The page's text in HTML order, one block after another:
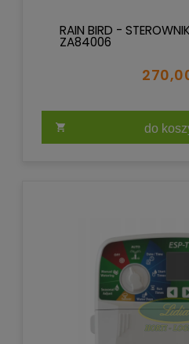
RAIN BIRD -
ZA84006
do